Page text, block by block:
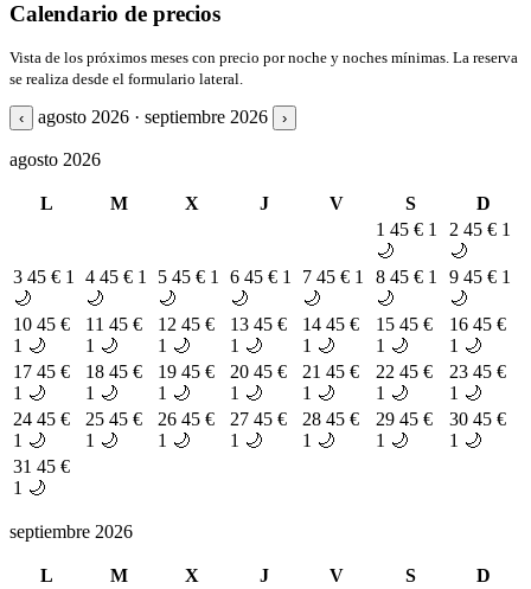
Calendario de precios
Vista de los próximos meses con precio por noche y noches mínimas. La reserva
se realiza desde el formulario lateral.
‹ agosto 2026 · septiembre 2026 ›
agosto 2026
L M X J V S
D
1 45 € 1
🌙
2 45 € 1
🌙
3 45 € 1
🌙
4 45 € 1
🌙
5 45 € 1
🌙
6 45 € 1
🌙
7 45 € 1
🌙
8 45 € 1
🌙
9 45 € 1
🌙
10 45 €
1 🌙
11 45 €
1 🌙
12 45 €
1 🌙
13 45 €
1 🌙
14 45 €
1 🌙
15 45 €
1 🌙
16 45 €
1 🌙
17 45 €
1 🌙
18 45 €
1 🌙
19 45 €
1 🌙
20 45 €
1 🌙
21 45 €
1 🌙
22 45 €
1 🌙
23 45 €
1 🌙
24 45 €
1 🌙
25 45 €
1 🌙
26 45 €
1 🌙
27 45 €
1 🌙
28 45 €
1 🌙
29 45 €
1 🌙
30 45 €
1 🌙
31 45 €
1 🌙
septiembre 2026
L M X J V S
D